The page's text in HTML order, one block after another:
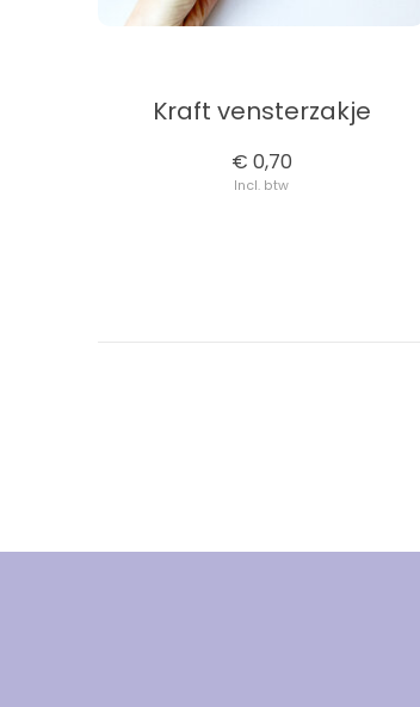
Kraft vensterzakje
€ 0,70
Incl. btw